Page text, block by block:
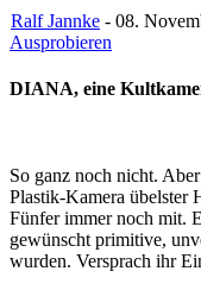
Ralf Jannke - 08.
Ausprobieren
DIANA, eine
So ganz noch nicht.
Plastik-Kamera übelster
Fünfer immer noch mit.
gewünscht primitive,
wurden. Versprach ihr